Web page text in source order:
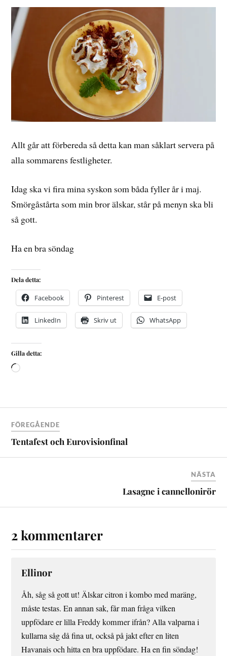
Allt går att förbereda så detta kan man såklart servera på
alla sommarens festligheter.
Idag ska vi fira mina syskon som båda fyller år i maj.
Smörgåstårta som min bror älskar, står på menyn ska bli
så gott.
Ha en bra söndag
Dela detta:
Facebook Pinterest E-post
LinkedIn Skriv ut WhatsApp
Gilla detta:
FÖREGÅENDE
Tentafest och Eurovisionfinal
NÄSTA
Lasagne i cannellonirör
2 kommentarer
Ellinor
Åh, såg så gott ut! Älskar citron i kombo med maräng,
måste testas. En annan sak, får man fråga vilken
uppfödare er lilla Freddy kommer ifrån? Alla valparna i
kullarna såg då fina ut, också på jakt efter en liten
Havanais och hitta en bra uppfödare. Ha en fin söndag!